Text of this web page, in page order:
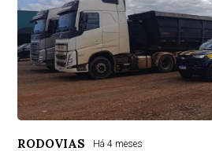
RODOVIAS Há 4 meses